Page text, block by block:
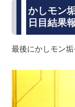
かしモン
日目結果
最後にかしモン